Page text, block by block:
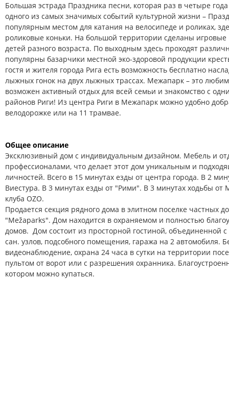
Большая эстрада Праздника песни, которая раз в четыре
одного из самых значимых событий культурной жизни –
популярным местом для катания на велосипеде и роликах,
роликовые коньки. На большой территории сделаны
детей разного возраста. По выходным здесь проходят
популярны базарчики местной эко-здоровой продукции
гостя и жителя города Рига есть возможность бесплатно
лыжных гонок на двух лыжных трассах. Межапарк – это
возможен активный отдых для всей семьи и знакомство с
районов Риги! Из центра Риги в Межапарк можно удобно
велодорожке или на 11 трамвае.
Общее описание
Эксклюзивный дом с индивидуальным дизайном. Мебель и
профессионалами, что делает этот дом уникальным и
личностей. Всего в 15 минутах езды от центра города. В 2
Виестура. В 3 минутах езды от "Рими". В 3 минутах ходьбы
клуба OZO.
Продается секция рядного дома в элитном поселке частных
"Mežaparks". Дом находится в охраняемом и полностью
домов. Дом состоит из просторной гостиной, объединенной с
сан. узлов, подсобного помещения, гаража на 2 автомобиля.
видеонаблюдение, охрана 24 часа в сутки на территории
пультом от ворот или с разрешения охранника.
котором можно купаться.